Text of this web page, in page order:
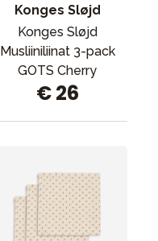
Konges Sløjd
Konges Sløjd
Musliiniliinat 3-pack
GOTS Cherry
€ 26